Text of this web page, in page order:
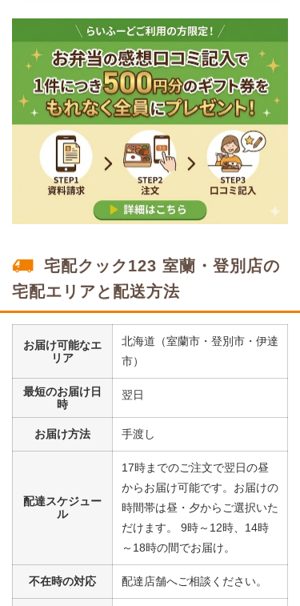
カリウム -
コレステロール -
※ カロリーは目安の数値であるため、メニューによっ
て異なる場合がございます。 おかゆセットでの栄養
価です。
ムースセット食のメニュー例
白身魚のゆずおろし煮
栄養素
エネルギー：379kcal、たんぱく質：11.2g、脂
質：11.4g、炭水化物：56.6g、ナトリウム：
※メニューの補足
その栄養価のため、実際にご提供可能なメニュ
ーではないのでご注意ください。
宅配クック123 室蘭・登別店の
宅配エリアと配送方法
お届け可能なエ
リア
北海道（室蘭市・登別市・伊達
市）
最短のお届け日
時
翌日
お届け方法 手渡し
配達スケジュー
ル
17時までのご注文で翌日の昼
からお届け可能です。お届けの
時間帯は昼・夕からご選択いた
だけます。 9時～12時、14時
～18時の間でお届け。
不在時の対応 配達店舗へご相談ください。